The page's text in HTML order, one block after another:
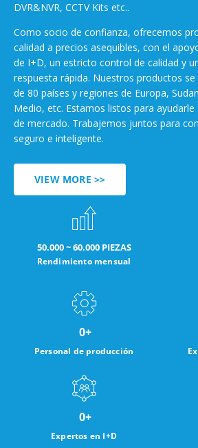
DVR&NVR, CCTV Kits etc..
Como socio de confianza, ofrecemos
calidad a precios asequibles, con el
de I+D, un estricto control de calidad y
respuesta rápida. Nuestros productos
de 80 países y regiones de Europa,
Medio, etc. Estamos listos para
de mercado. Trabajemos juntos para
seguro e inteligente.
VIEW MORE >>
50.000 ~ 60.000 PIEZAS
Rendimiento mensual
Personal de producción
0+
Expertos en I+D
0+